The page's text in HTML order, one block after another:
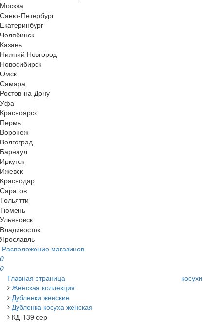
Москва
Санкт-Петербург
Екатеринбург
Челябинск
Казань
Нижний Новгород
Новосибирск
Омск
Самара
Ростов-на-Дону
Уфа
Красноярск
Пермь
Воронеж
Волгоград
Барнаул
Иркутск
Ижевск
Краснодар
Саратов
Тольятти
Тюмень
Ульяновск
Владивосток
Ярославль
Расположение магазинов
0
0
Главная страница
Женская коллекция
Дубленки женские
Дубленка косуха женская
КД-139 сер
косухи